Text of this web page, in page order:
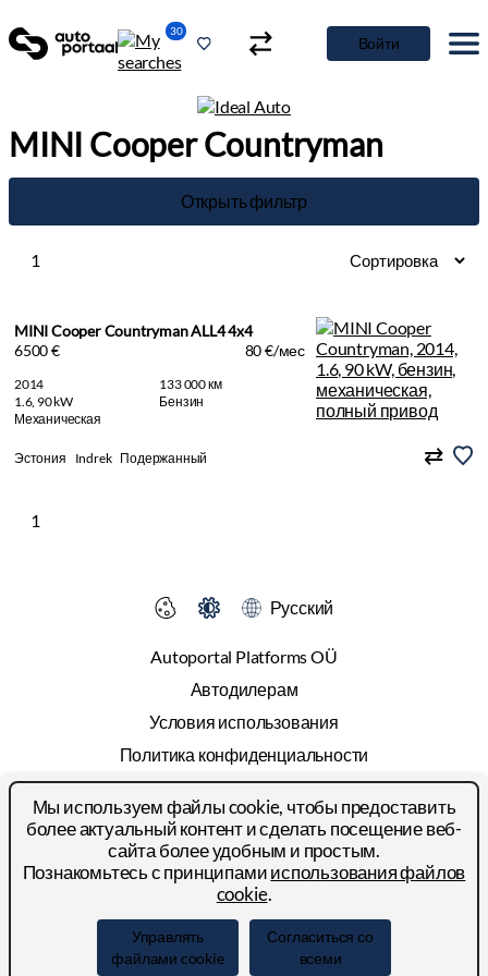
30
Войти
MINI Cooper Countryman
Открыть фильтр
1
MINI Cooper Countryman ALL4 4x4
6500 €
80 €/мес
2014
133 000 км
1.6, 90 kW
Бензин
Механическая
Эстония Indrek Подержанный
1
© 2024-2026 Autoportal Platforms OÜ
Autoportal Platforms OÜ
Автодилерам
Условия использования
Политика конфиденциальности
Cookies
Прайс-лист
Реклама
Контакты
Русский
Мы используем файлы cookie, чтобы предоставить
более актуальный контент и сделать посещение веб-
сайта более удобным и простым.
Познакомьтесь с принципамииспользования файлов
cookie.
Управлять
файлами cookie
Согласиться со
всеми